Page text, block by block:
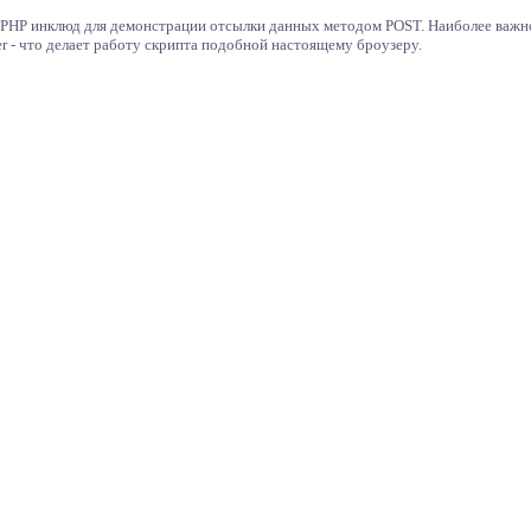
инклюд для демонстрации отсылки данных методом POST. Наиболее
- что делает работу скрипта подобной настоящему броузеру.